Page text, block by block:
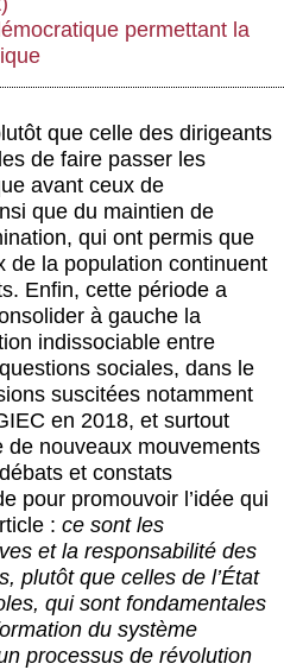
permettant la
que celle des dirigeants
de faire passer les
avant ceux de
que du maintien de
qui ont permis que
de la population continuent
Enfin, cette période a
à gauche la
indissociable entre
sociales, dans le
suscitées notamment
en 2018, et surtout
de nouveaux mouvements
et constats
pour promouvoir l’idée qui
: ce sont les
et la responsabilité des
plutôt que celles de l’État
qui sont fondamentales
du système
processus de révolution